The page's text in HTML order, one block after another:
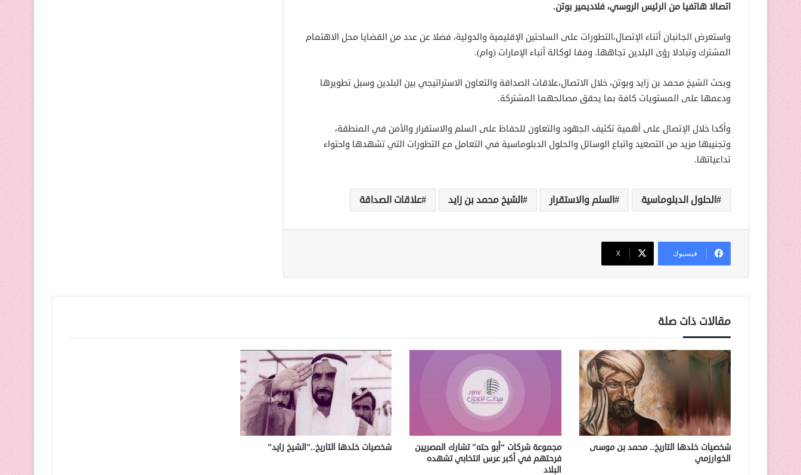
اتصالا هاتفيا من الرئيس الروسي، فلاديمير بوتن.
واستعرض الجانبان أثناء الإتصال،التطورات على الساحتين الإقليمية والدولية، فضلا عن عدد من القضايا محل الاهتمام
المشترك وتبادلا رؤى البلدين تجاهها. وفقا لوكالة أنباء الإمارات (وام).
وبحث الشيخ محمد بن زايد وبوتن، خلال الاتصال،علاقات الصداقة والتعاون الاستراتيجي بين البلدين وسبل تطويرها
ودعمها على المستويات كافة بما يحقق مصالحهما المشتركة.
وأكدا خلال الإتصال على أهمية تكثيف الجهود والتعاون للحفاظ على السلم والاستقرار والأمن في المنطقة،
وتجنيبها مزيد من التصعيد واتباع الوسائل والحلول الدبلوماسية في التعامل مع التطورات التي تشهدها واحتواء
تداعياتها.
الحلول الدبلوماسية السلم والاستقرار الشيخ محمد بن زايد علاقات الصداقة
فيسبوك ‫X
مقالات ذات صلة
شخصيات خلدها التاريخ.. محمد بن موسى
الخوارزمي
مجموعة شركات “أبو حته” تشارك المصريين
فرحتهم في أكبر عرس انتخابي تشهده
البلاد
شخصيات خلدها التاريخ..”الشيخ زايد”